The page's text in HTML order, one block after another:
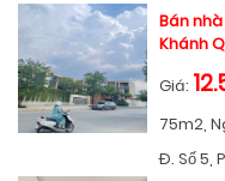
Bán
Khánh
Giá:
75m2,
Đ. Số 5,